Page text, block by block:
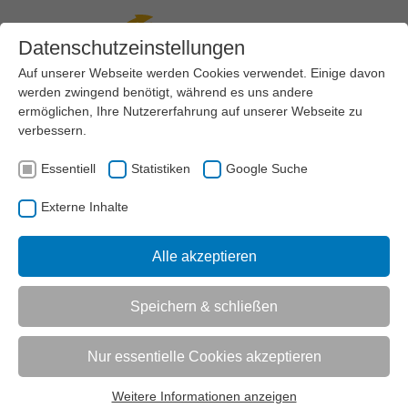
Menü
VEREINSMANAGEMENT
DATENSCHUTZ
AKTUELL:
DAS AUSKUNFTSRECHT DES BETROFFENEN
Das Auskunftsrecht des Betroffenen
Datenschutzeinstellungen
Auf unserer Webseite werden Cookies verwendet. Einige davon
werden zwingend benötigt, während es uns andere
ermöglichen, Ihre Nutzererfahrung auf unserer Webseite zu
verbessern.
Essentiell Statistiken Google Suche
Externe Inhalte
Alle akzeptieren
Speichern & schließen
Nur essentielle Cookies akzeptieren
Weitere Informationen anzeigen